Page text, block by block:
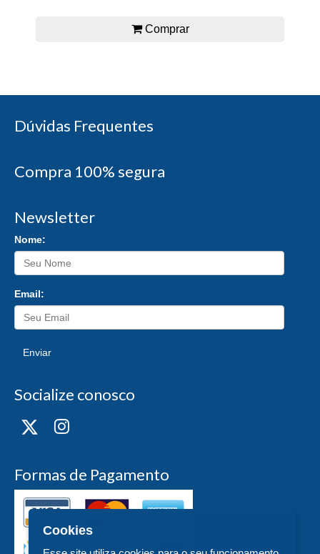
Comprar
Dúvidas Frequentes
Compra 100% segura
Newsletter
Nome:
Email:
Enviar
Socialize conosco
Formas de Pagamento
Cookies